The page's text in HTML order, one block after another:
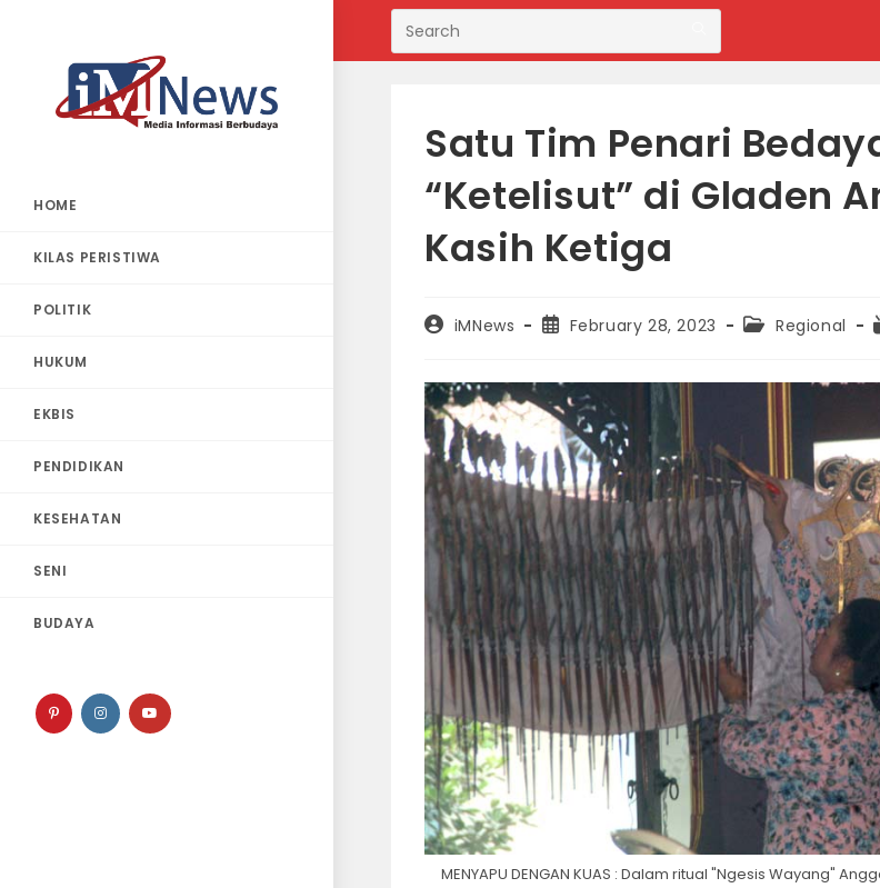
content
HOME
KILAS PERISTIWA
POLITIK
HUKUM
EKBIS
PENDIDIKAN
KESEHATAN
SENI
BUDAYA
Satu Tim Penari
“Ketelisut” di Gladen
Kasih Ketiga
PostiMNews
PostFebruary 28, 2023
PostRegional
MENYAPU DENGAN KUAS : Dalam ritual "Ngesis Wayang"